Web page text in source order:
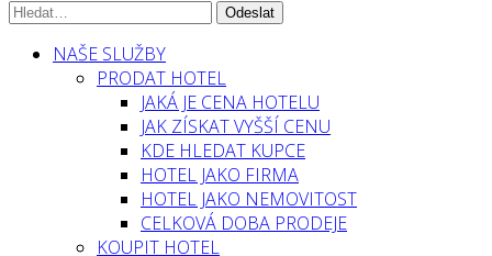
NAŠE SLUŽBY
PRODAT HOTEL
JAKÁ JE CENA HOTELU
JAK ZÍSKAT VYŠŠÍ CENU
KDE HLEDAT KUPCE
HOTEL JAKO FIRMA
HOTEL JAKO NEMOVITOST
CELKOVÁ DOBA PRODEJE
KOUPIT HOTEL